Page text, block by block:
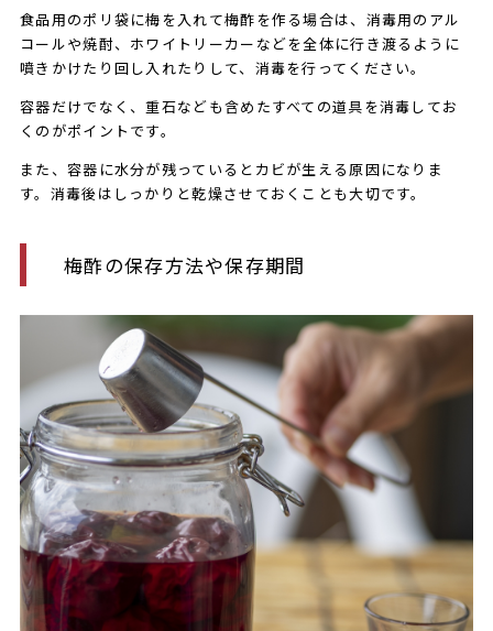
食品用のポリ袋に梅を入れて梅酢を作る場合は、消毒用のアル
コールや焼酎、ホワイトリーカーなどを全体に行き渡るように
噴きかけたり回し入れたりして、消毒を行ってください。
容器だけでなく、重石なども含めたすべての道具を消毒してお
くのがポイントです。
また、容器に水分が残っているとカビが生える原因になりま
す。消毒後はしっかりと乾燥させておくことも大切です。
梅酢の保存方法や保存期間